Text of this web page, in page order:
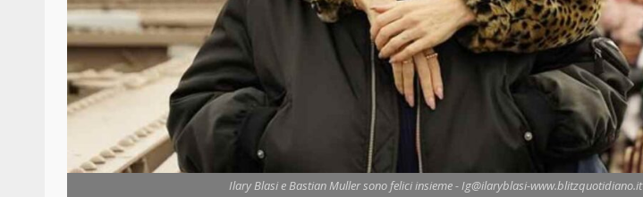
Ilary Blasi e Bastian Muller sono felici insieme - Ig@ilaryblasi-www.blitzquotidiano.it